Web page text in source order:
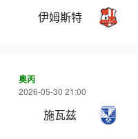
伊姆斯特
奥丙
2026-05-30 21:00
施瓦兹